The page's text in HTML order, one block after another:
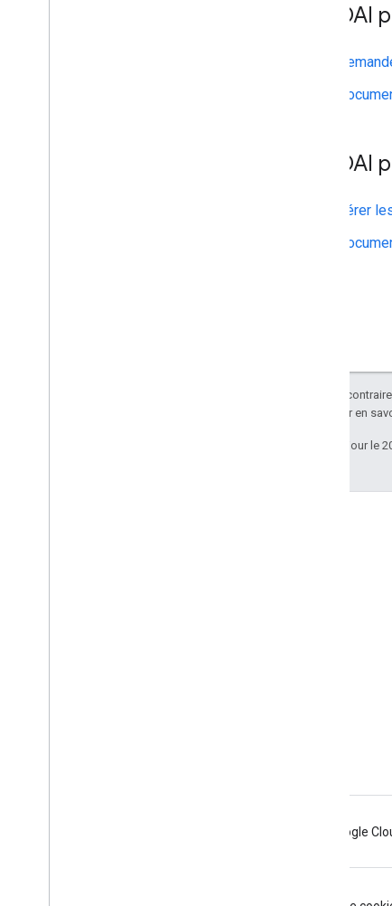
API
API
Gérer
Sauf indication
. Pour en
Dernière mise à jour le
Google